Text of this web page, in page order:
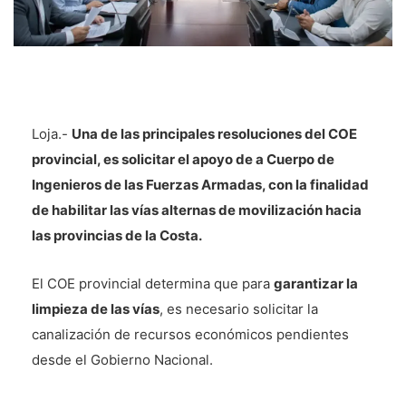
Loja.- Una de las principales resoluciones del COE
provincial, es solicitar el apoyo de a Cuerpo de
Ingenieros de las Fuerzas Armadas, con la finalidad
de habilitar las vías alternas de movilización hacia
las provincias de la Costa.
El COE provincial determina que para garantizar la
limpieza de las vías, es necesario solicitar la
canalización de recursos económicos pendientes
desde el Gobierno Nacional.